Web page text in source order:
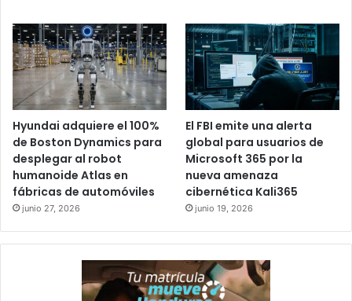
Hyundai adquiere el 100%
de Boston Dynamics para
desplegar al robot
humanoide Atlas en
fábricas de automóviles
junio 27, 2026
El FBI emite una alerta
global para usuarios de
Microsoft 365 por la
nueva amenaza
cibernética Kali365
junio 19, 2026